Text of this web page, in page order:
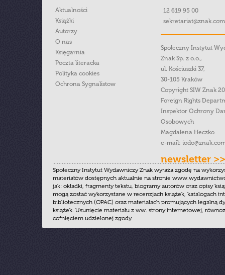
Aktualności
Książki
Autorzy
O nas
Księgarnia
Poczta literacka
Polityka cookies
Ochrona Sygnalistow
12 619 95 00
Społeczny Instytut
Znak Sp. z o.o.,
ul. Kościuszki 37,
30-105 Kraków
Copyright SIW Znak
Foreign Rights
Inspektor Ochrony
Osobowych
Magdalena Heczko
e-mail:
newsletter >>
Społeczny Instytut Wydawniczy Znak wyraża zgodę na
materiałów dostępnych aktualnie na stronie
jak: okładki, fragmenty tekstu, biogramy autorów oraz opisy
mogą zostać wykorzystane w recenzjach książek, katalogach
bibliotecznych (OPAC) oraz materiałach promujących legalną
książek. Usunięcie materiału z ww. strony internetowej,
cofnięciem udzielonej zgody.